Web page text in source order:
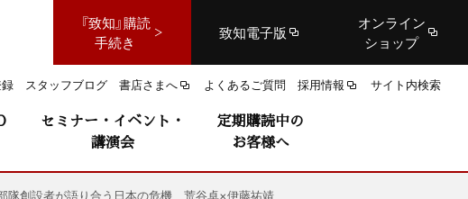
『致知』購読
手続き
致知電子版
オンライン
ショップ
スタッフブログ 書店さまへ よくあるご質問 採用情報 サイト内検索
セミナー・イベント・
講演会
定期購読中の
お客様へ
隊創設者が語り合う日本の危機 荒谷卓×伊藤祐靖